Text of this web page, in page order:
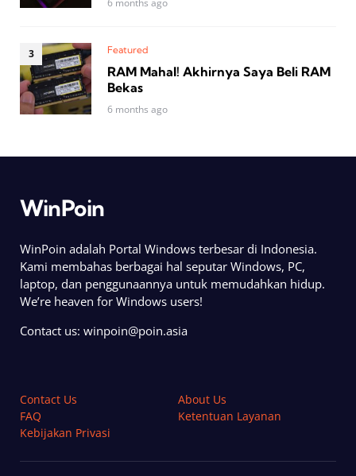
Featured
RAM Mahal! Akhirnya Saya Beli RAM
Bekas
6 months ago
WinPoin
WinPoin adalah Portal Windows terbesar di Indonesia.
Kami membahas berbagai hal seputar Windows, PC,
laptop, dan penggunaannya untuk memudahkan hidup.
We’re heaven for Windows users!
Contact us: winpoin@poin.asia
Contact Us
About Us
FAQ
Ketentuan Layanan
Kebijakan Privasi